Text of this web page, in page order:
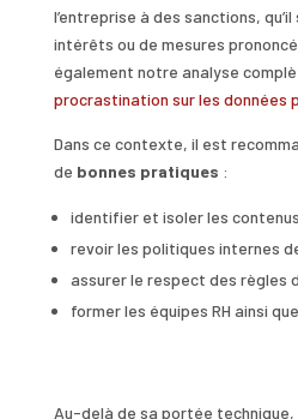
l’entreprise à des sanctions,
intérêts ou de mesures
également notre analyse
procrastination sur les données
Dans ce contexte, il est
de bonnes pratiques :
identifier et isoler les
revoir les politiques internes
assurer le respect des règles
former les équipes RH ainsi
Au-delà de sa portée